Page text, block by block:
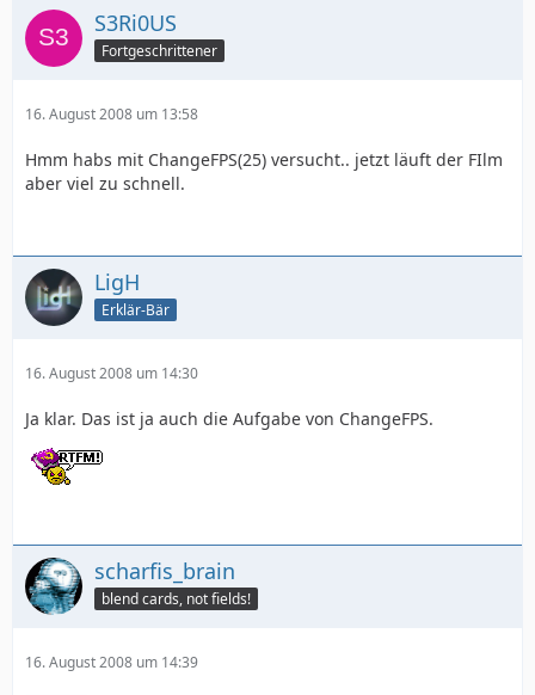
S3Ri0US
Fortgeschrittener
16. August 2008 um 13:58
Hmm habs mit ChangeFPS(25) versucht.. jetzt läuft der FIlm
aber viel zu schnell.
LigH
Erklär-Bär
16. August 2008 um 14:30
Ja klar. Das ist ja auch die Aufgabe von ChangeFPS.
scharfis_brain
blend cards, not fields!
16. August 2008 um 14:39